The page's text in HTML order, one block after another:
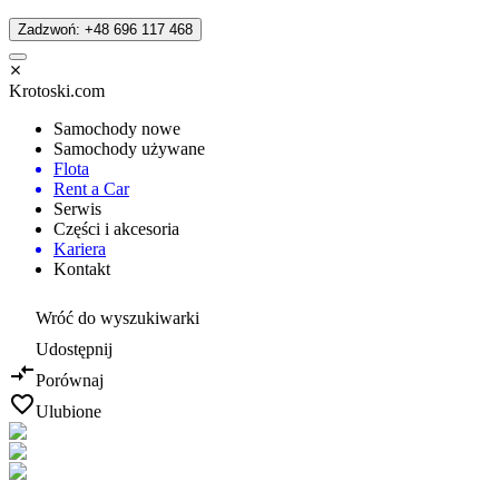
Zadzwoń: +48 696 117 468
Krotoski.com
Samochody nowe
Samochody używane
Flota
Rent a Car
Serwis
Części i akcesoria
Kariera
Kontakt
Wróć do wyszukiwarki
Udostępnij
Porównaj
Ulubione